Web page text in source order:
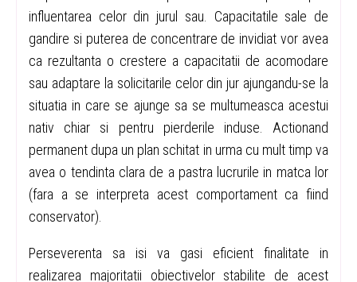
influentarea celor din jurul sau. Capacitatile sale de
gandire si puterea de concentrare de invidiat vor avea
ca rezultanta o crestere a capacitatii de acomodare
sau adaptare la solicitarile celor din jur ajungandu-se la
situatia in care se ajunge sa se multumeasca acestui
nativ chiar si pentru pierderile induse. Actionand
permanent dupa un plan schitat in urma cu mult timp va
avea o tendinta clara de a pastra lucrurile in matca lor
(fara a se interpreta acest comportament ca fiind
conservator).
Perseverenta sa isi va gasi eficient finalitate in
realizarea majoritatii obiectivelor stabilite de acest